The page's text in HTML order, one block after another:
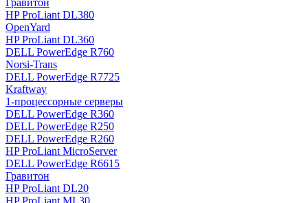
Гравитон
HP ProLiant DL380
OpenYard
HP ProLiant DL360
DELL PowerEdge R760
Norsi-Trans
DELL PowerEdge R7725
Kraftway
1-процессорные серверы
DELL PowerEdge R360
DELL PowerEdge R250
DELL PowerEdge R260
HP ProLiant MicroServer
DELL PowerEdge R6615
Гравитон
HP ProLiant DL20
HP ProLiant ML30